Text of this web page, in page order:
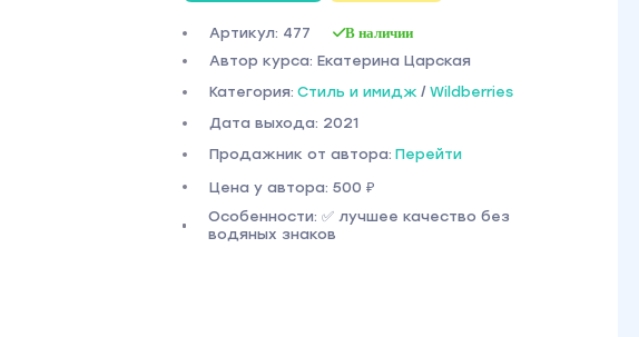
Артикул: 477 В наличии
Автор курса: Екатерина Царская
Категория: Стиль и имидж / Wildberries
Дата выхода: 2021
Продажник от автора: Перейти
Цена у автора: 500 ₽
Особенности: ✅ лучшее качество без
водяных знаков